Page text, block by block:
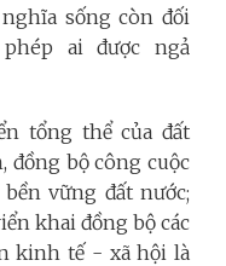
sống còn đối
ai được ngả
tổng thể của đất
đồng bộ công cuộc
vững đất nước;
khai đồng bộ các
kinh tế - xã hội là